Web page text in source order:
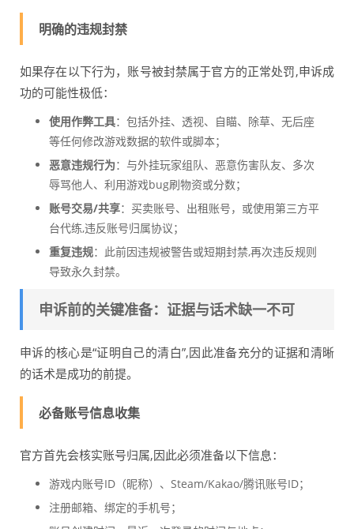
明确的违规封禁
如果存在以下行为，账号被封禁属于官方的正常处罚,申诉成
功的可能性极低：
使用作弊工具：包括外挂、透视、自瞄、除草、无后座
等任何修改游戏数据的软件或脚本；
恶意违规行为：与外挂玩家组队、恶意伤害队友、多次
辱骂他人、利用游戏bug刷物资或分数；
账号交易/共享：买卖账号、出租账号，或使用第三方平
台代练,违反账号归属协议；
重复违规：此前因违规被警告或短期封禁,再次违反规则
导致永久封禁。
申诉前的关键准备：证据与话术缺一不可
申诉的核心是“证明自己的清白”,因此准备充分的证据和清晰
的话术是成功的前提。
必备账号信息收集
官方首先会核实账号归属,因此必须准备以下信息：
游戏内账号ID（昵称）、Steam/Kakao/腾讯账号ID；
注册邮箱、绑定的手机号；